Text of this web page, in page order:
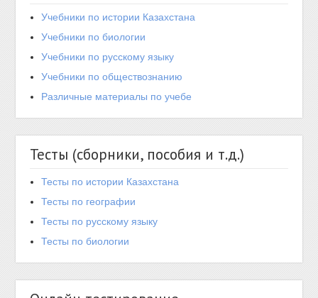
Учебники по истории Казахстана
Учебники по биологии
Учебники по русскому языку
Учебники по обществознанию
Различные материалы по учебе
Тесты (сборники, пособия и т.д.)
Тесты по истории Казахстана
Тесты по географии
Тесты по русскому языку
Тесты по биологии